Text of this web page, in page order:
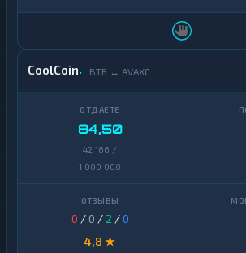
CoolCoin ВТБ ↔ AVAXC
84,50
42 166 /
1 000 000
0 / 0 / 2 /0
4,8 ★